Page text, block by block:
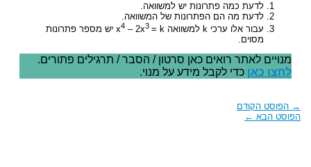
לדעת כמה פתרונות יש למשוואה.
לדעת מה הם הפתרונות של המשוואה.
עבור אלו ערכי k למשוואה x
4 – 2x3
= k יש מספר פתרונות
מסוים.
מנויים לאתר רואים כאן סרטון / הסבר / תרגילים פתורים.
לחצו כאן כדי לקבל מידע על מנוי.
→ הפוסט הקודם
הפוסט הבא ←